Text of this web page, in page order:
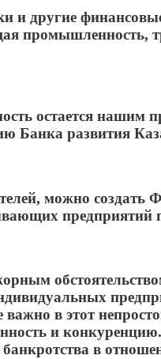
и другие
промышленность,
остается нашим
Банка развития
можно
предприятий
в этот
и
в